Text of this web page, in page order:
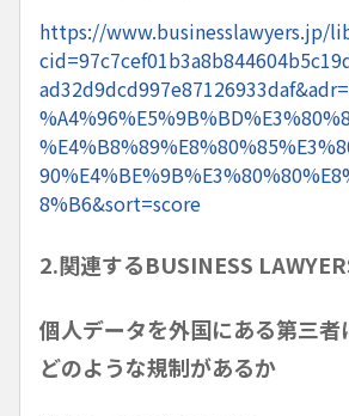
https://www.businesslawyers.jp/
8%B6&sort=score
2.関連するBUSINESS
個人データを外国にある第三者
どのような規制があるか